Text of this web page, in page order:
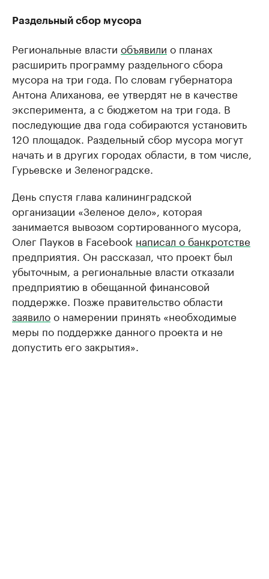
Раздельный сбор мусора
Региональные власти объявили о планах
расширить программу раздельного сбора
мусора на три года. По словам губернатора
Антона Алиханова, ее утвердят не в качестве
эксперимента, а с бюджетом на три года. В
последующие два года собираются установить
120 площадок. Раздельный сбор мусора могут
начать и в других городах области, в том числе,
Гурьевске и Зеленоградске.
День спустя глава калининградской
организации «Зеленое дело», которая
занимается вывозом сортированного мусора,
Олег Пауков в Facebook написал о банкротстве
предприятия. Он рассказал, что проект был
убыточным, а региональные власти отказали
предприятию в обещанной финансовой
поддержке. Позже правительство области
заявилоо намерении принять «необходимые
меры по поддержке данного проекта и не
допустить его закрытия».